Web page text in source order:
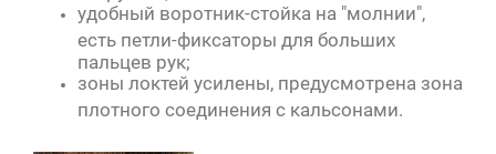
удобный воротник-стойка на "молнии",
есть петли-фиксаторы для больших
пальцев рук;
зоны локтей усилены, предусмотрена зона
плотного соединения с кальсонами.